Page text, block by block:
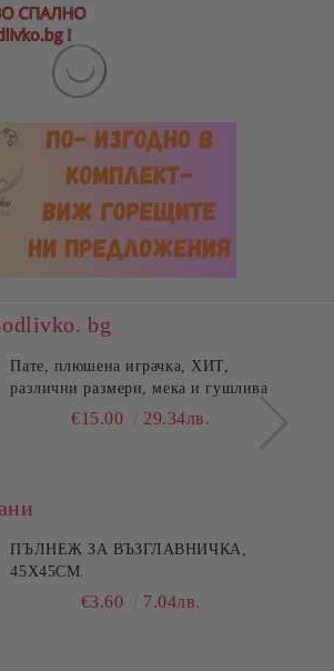
bg
Пате, плюшена играчка, ХИТ,
различни размери, мека и гушлива
€15.00 29.34лв.
ПЪЛНЕЖ ЗА ВЪЗГЛАВНИЧКА,
45X45СМ.
€3.60 7.04лв.